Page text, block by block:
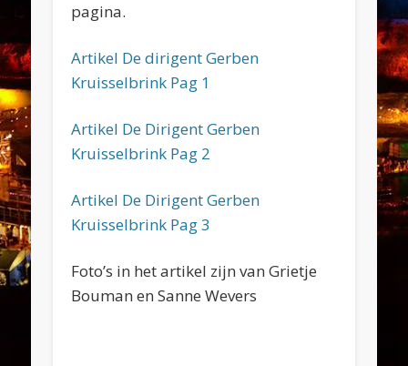
pagina.
Artikel De dirigent Gerben
Kruisselbrink Pag 1
Artikel De Dirigent Gerben
Kruisselbrink Pag 2
Artikel De Dirigent Gerben
Kruisselbrink Pag 3
Foto’s in het artikel zijn van Grietje
Bouman en Sanne Wevers